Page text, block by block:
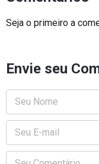
Seja o primeiro a
Envie seu